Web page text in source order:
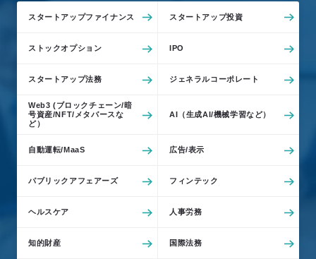
スタートアップファイナンス スタートアップ投資
ストックオプション IPO
スタートアップ法務 ジェネラルコーポレート
Web3 (ブロックチェーン/暗
号資産/NFT/メタバースな
ど）
AI（生成AI/機械学習など）
自動運転/MaaS 広告/表示
パブリックアフェアーズ フィンテック
ヘルスケア 人事労務
知的財産 国際法務